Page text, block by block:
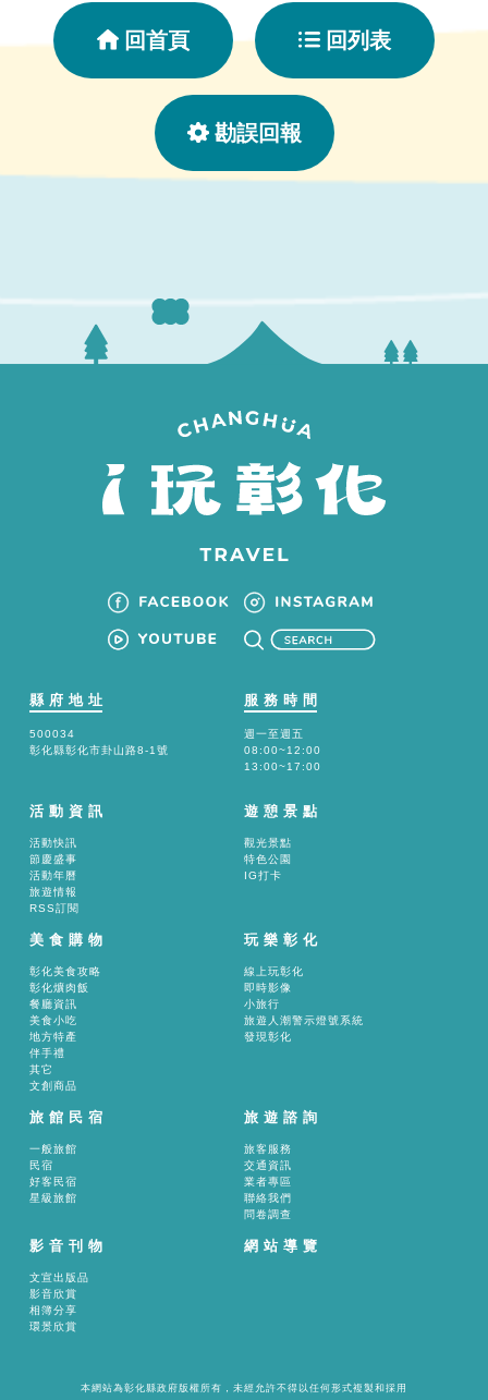
回首頁 回列表
勘誤回報
縣府地址
500034
彰化縣彰化市卦山路8-1號
服務時間
週一至週五
08:00~12:00
13:00~17:00
活動資訊
活動快訊
節慶盛事
活動年曆
旅遊情報
RSS訂閱
遊憩景點
觀光景點
特色公園
IG打卡
美食購物
彰化美食攻略
彰化爌肉飯
餐廳資訊
美食小吃
地方特產
伴手禮
其它
文創商品
玩樂彰化
線上玩彰化
即時影像
小旅行
旅遊人潮警示燈號系統
發現彰化
旅館民宿
一般旅館
民宿
好客民宿
星級旅館
旅遊諮詢
旅客服務
交通資訊
業者專區
聯絡我們
問卷調查
影音刊物
文宣出版品
影音欣賞
相簿分享
環景欣賞
網站導覽
本網站為彰化縣政府版權所有，未經允許不得以任何形式複製和採用